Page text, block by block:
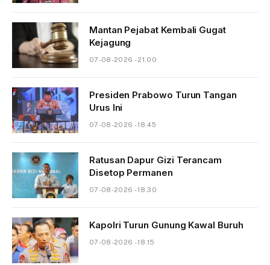
Mantan Pejabat Kembali Gugat
Kejagung
07-08-2026 - 21.00
Presiden Prabowo Turun Tangan
Urus Ini
07-08-2026 - 18.45
Ratusan Dapur Gizi Terancam
Disetop Permanen
07-08-2026 - 18.30
Kapolri Turun Gunung Kawal Buruh
07-08-2026 - 18.15